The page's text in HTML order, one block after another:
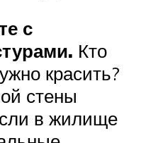
с
Кто
красить?
стены
в жилище